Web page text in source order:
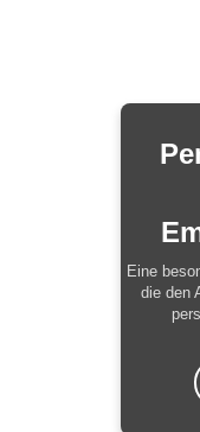
Eine
die den